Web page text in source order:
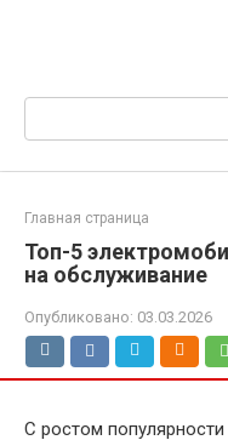
Поиск:
Главная страница
Топ-5
на обслуживание
Опубликовано: 03.03.2026
С ростом